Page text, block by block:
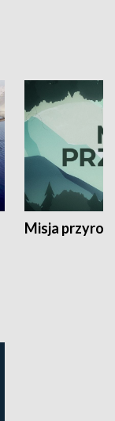
Misja